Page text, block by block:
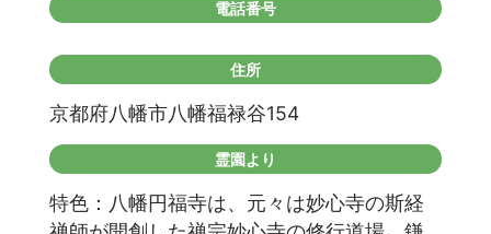
電話番号
住所
京都府八幡市八幡福禄谷154
霊園より
特色：八幡円福寺は、元々は妙心寺の斯経